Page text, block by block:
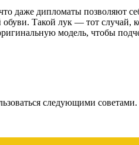
даже дипломаты позволяют
Такой лук — тот случай,
модель, чтобы
следующими советами.